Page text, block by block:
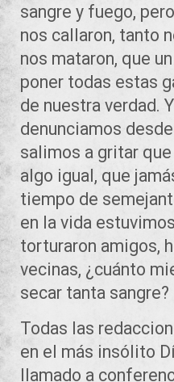
sangre y fuego,
nos callaron, tanto
nos mataron, que
poner todas estas
de nuestra verdad.
denunciamos
salimos a gritar
algo igual, que
tiempo de
en la vida
torturaron amigos,
vecinas, ¿cuánto
secar tanta sangre?
Todas las
en el más insólito
llamado a